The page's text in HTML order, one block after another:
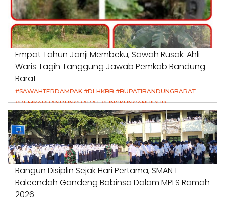
Empat Tahun Janji Membeku, Sawah Rusak: Ahli
Waris Tagih Tanggung Jawab Pemkab Bandung
Barat
#SAWAHTERDAMPAK #DLHKBB #BUPATIBANDUNGBARAT
#PEMKABBANDUNGBARAT #LINGKUNGANHIDUP
#HAKPETANI #KEADILANUNTUKPETANI
#NORMALISASISALURAN #IRIGASIRUSAK
#DUGAANPENCEMARAN #AKUNTABILITASPEMERINTAH
18 Juli 2026
Bangun Disiplin Sejak Hari Pertama, SMAN 1
Baleendah Gandeng Babinsa Dalam MPLS Ramah
2026